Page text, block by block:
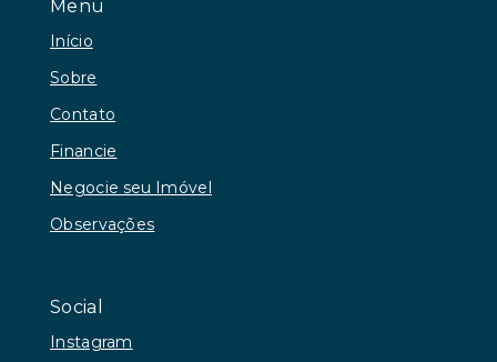
Menu
Início
Sobre
Contato
Financie
Negocie seu Imóvel
Observações
Social
Instagram